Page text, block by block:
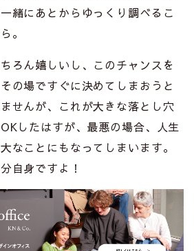
緒にあとからゆっくり調べるこ
。
ろん嬉しいし、このチャンスを
の場ですぐに決めてしまおうと
せんが、これが大きな落とし穴
したはすが、最悪の場合、人生
なことにもなってしまいます。
自身ですよ！